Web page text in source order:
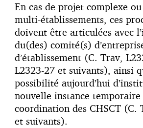
En cas de projet complexe ou
multi-établissements, ces
doivent être articulées avec
du(des) comité(s)
d’établissement (C. Trav,
L2323-27 et suivants), ainsi
possibilité aujourd’hui
nouvelle instance temporaire
coordination des CHSCT (C.
et suivants).